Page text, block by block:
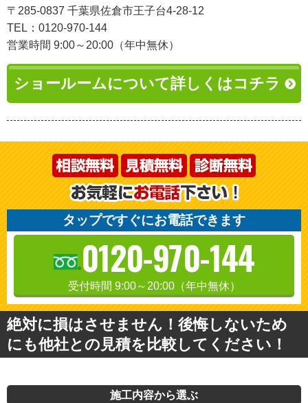
〒285-0837 千葉県佐倉市王子台4-28-12
TEL：0120-970-144
営業時間 9:00～20:00（年中無休）
ショールームについて詳しくはコチラ
タップですぐにお電話できます
0120-970-144
受付時間 9:00～20:00（年中無休）
絶対に損はさせません！後悔しないため
にも他社との見積を比較してください！
施工内容から選ぶ